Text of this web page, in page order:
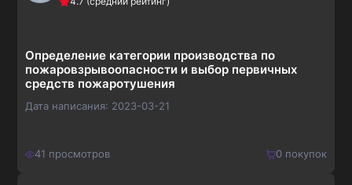
Определение категории производства по
пожаровзрывоопасности и выбор первичных
средств пожаротушения
Дата написания: 2023-03-21
41 просмотров 0покупок